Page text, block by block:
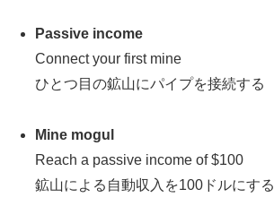
Passive income
Connect your first mine
ひとつ目の鉱山にパイプを接続する
Mine mogul
Reach a passive income of $100
鉱山による自動収入を100ドルにする